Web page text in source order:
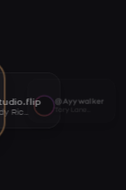
Ricch AI voice
@Ayywalker